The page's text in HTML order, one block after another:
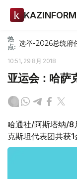
KAZINFORM
热
点: 选举-2026总统府
10:51, 29 8月 2018
亚运会：哈萨
哈通社/阿斯塔纳/
克斯坦代表团共获1